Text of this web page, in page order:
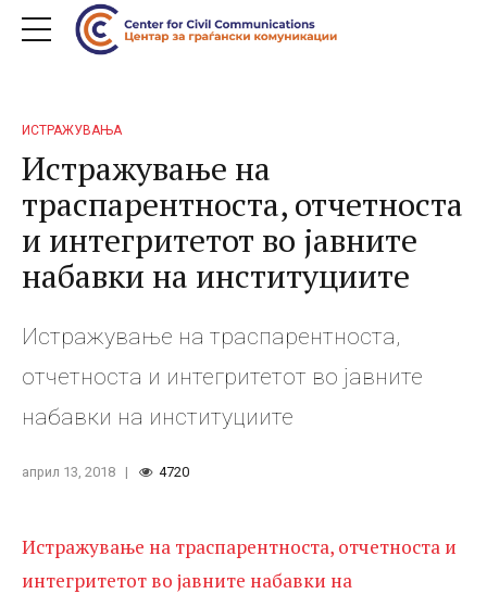
ИСТРАЖУВАЊА
Истражување на
траспарентноста, отчетноста
и интегритетот во јавните
набавки на институциите
Истражување на траспарентноста,
отчетноста и интегритетот во јавните
набавки на институциите
април 13, 2018 4720
Истражување на траспарентноста, отчетноста и
интегритетот во јавните набавки на